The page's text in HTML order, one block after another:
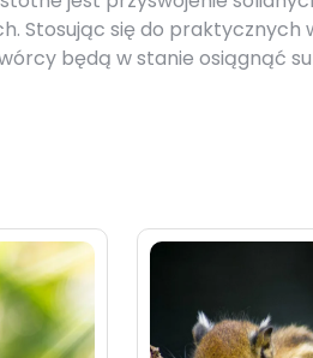
Stosując się do praktycznych
będą w stanie osiągnąć